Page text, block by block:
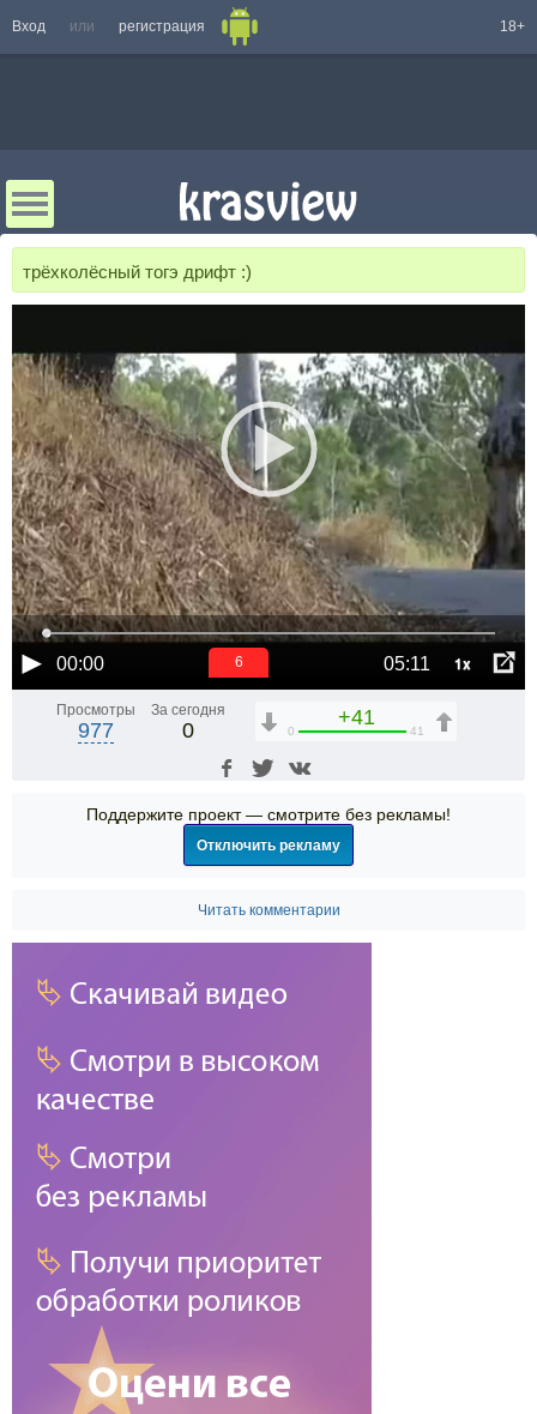
Вход или регистрация 18+
трёхколёсный тогэ дрифт :)
00:00 05:11 1x
6
Просмотры
977
За сегодня
0
+41
0 41
Поддержите проект — смотрите без рекламы!
Отключить рекламу
Читать комментарии